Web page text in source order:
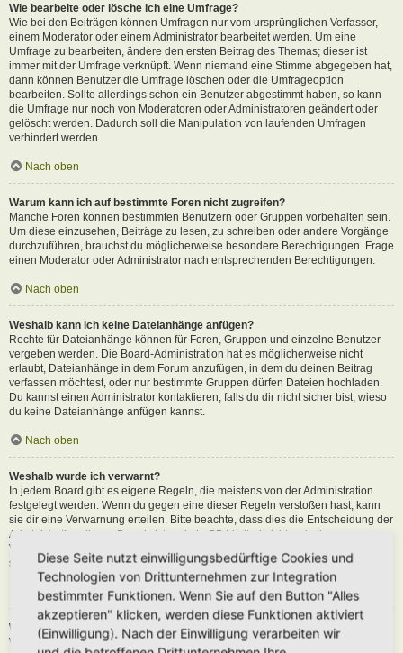
Wie bearbeite oder lösche ich eine Umfrage?
Wie bei den Beiträgen können Umfragen nur vom ursprünglichen Verfasser,
einem Moderator oder einem Administrator bearbeitet werden. Um eine
Umfrage zu bearbeiten, ändere den ersten Beitrag des Themas; dieser ist
immer mit der Umfrage verknüpft. Wenn niemand eine Stimme abgegeben hat,
dann können Benutzer die Umfrage löschen oder die Umfrageoption
bearbeiten. Sollte allerdings schon ein Benutzer abgestimmt haben, so kann
die Umfrage nur noch von Moderatoren oder Administratoren geändert oder
gelöscht werden. Dadurch soll die Manipulation von laufenden Umfragen
verhindert werden.
Nach oben
Warum kann ich auf bestimmte Foren nicht zugreifen?
Manche Foren können bestimmten Benutzern oder Gruppen vorbehalten sein.
Um diese einzusehen, Beiträge zu lesen, zu schreiben oder andere Vorgänge
durchzuführen, brauchst du möglicherweise besondere Berechtigungen. Frage
einen Moderator oder Administrator nach entsprechenden Berechtigungen.
Nach oben
Weshalb kann ich keine Dateianhänge anfügen?
Rechte für Dateianhänge können für Foren, Gruppen und einzelne Benutzer
vergeben werden. Die Board-Administration hat es möglicherweise nicht
erlaubt, Dateianhänge in dem Forum anzufügen, in dem du deinen Beitrag
verfassen möchtest, oder nur bestimmte Gruppen dürfen Dateien hochladen.
Du kannst einen Administrator kontaktieren, falls du dir nicht sicher bist, wieso
du keine Dateianhänge anfügen kannst.
Nach oben
Weshalb wurde ich verwarnt?
In jedem Board gibt es eigene Regeln, die meistens von der Administration
festgelegt werden. Wenn du gegen eine dieser Regeln verstoßen hast, kann
sie dir eine Verwarnung erteilen. Bitte beachte, dass dies die Entscheidung der
Administration dieses Boards ist und phpBB Limited nichts mit dieser
Verwarnung zu tun hat. Kontaktiere einen Administrator, sofern du die nicht
sicher bist, wieso du verwarnt wurdest.
Nach oben
Wie kann ich Beiträge den Moderatoren melden?
Wenn ein Administrator die entsprechenden Berechtigungen vergeben hat,
Diese Seite nutzt einwilligungsbedürftige Cookies und
Technologien von Drittunternehmen zur Integration
bestimmter Funktionen. Wenn Sie auf den Button "Alles
akzeptieren" klicken, werden diese Funktionen aktiviert
(Einwilligung). Nach der Einwilligung verarbeiten wir